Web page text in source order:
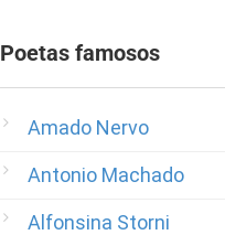
Poetas famosos
Amado Nervo
Antonio Machado
Alfonsina Storni